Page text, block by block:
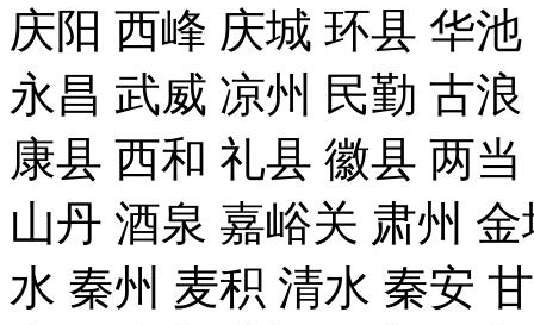
庆阳 西峰 庆城 环县 华
永昌 武威 凉州 民勤 古
康县 西和 礼县 徽县 两
山丹 酒泉 嘉峪关 肃州
水 秦州 麦积 清水 秦安